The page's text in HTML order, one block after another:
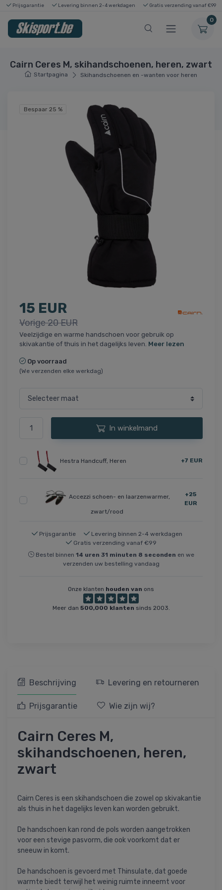
Prijsgarantie Levering binnen 2-4 werkdagen Gratis verzending vanaf €99
0
Cairn Ceres M, skihandschoenen, heren, zwart
Startpagina Skihandschoenen en -wanten voor heren
Bespaar 25 %
15 EUR
Vorige 20 EUR
Veelzijdige en warme handschoen voor gebruik op
skivakantie of thuis in het dagelijks leven. Meer lezen
Op voorraad
(We verzenden elke werkdag)
In winkelmand
Hestra Handcuff, Heren +7 EUR
Accezzi schoen- en laarzenwarmer,
zwart/rood
+25
EUR
Prijsgarantie
Levering binnen 2-4 werkdagen
Gratis verzending vanaf €99
Bestel binnen 14 uren 31 minuten 8 seconden en we
verzenden uw bestelling vandaag
Onze klanten houden van ons
Meer dan 500,000 klanten sinds 2003.
Beschrijving Levering en retourneren
Prijsgarantie Wie zijn wij?
Cairn Ceres M,
skihandschoenen, heren,
zwart
Cairn Ceres is een skihandschoen die zowel op skivakantie
als thuis in het dagelijks leven kan worden gebruikt.
De handschoen kan rond de pols worden aangetrokken
voor een stevige pasvorm, die ook voorkomt dat er
sneeuw in komt.
De handschoen is gevoerd met Thinsulate, dat goede
warmte biedt terwijl het weinig ruimte inneemt voor